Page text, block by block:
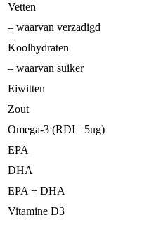
Vetten
– waarvan verzadigd
Koolhydraten
– waarvan suiker
Eiwitten
Zout
Omega-3 (RDI= 5ug)
EPA
DHA
EPA + DHA
Vitamine D3